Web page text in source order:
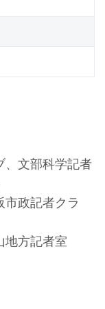
、文部科学記者
市政記者クラ
地方記者室